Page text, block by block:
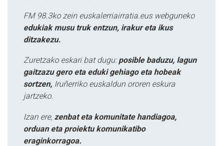
FM 98.3ko zein euskalerriairratia.eus webguneko
edukiak musu truk entzun, irakur eta ikus
ditzakezu.
Zuretzako eskari bat dugu: posible baduzu, lagun
gaitzazu gero eta eduki gehiago eta hobeak
sortzen, Iruñerriko euskaldun ororen eskura
jartzeko.
Izan ere, zenbat eta komunitate handiagoa,
orduan eta proiektu komunikatibo
eraginkorragoa.